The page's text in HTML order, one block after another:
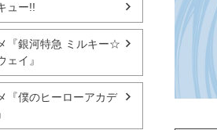
ュー!!
『銀河特急 ミルキー☆
ェイ』
『僕のヒーローアカデ